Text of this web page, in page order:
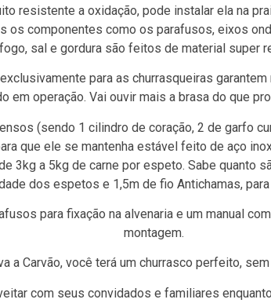
resistente a oxidação, pode instalar ela na
os componentes como os parafusos, eixos
sal e gordura são feitos de material super
para as churrasqueiras
em operação. Vai ouvir mais a brasa do que
(sendo 1 cilindro de coração, 2 de garfo
que ele se mantenha estável feito de aço
3kg a 5kg de carne por espeto. Sabe quanto
dos espetos e 1,5m de fio Antichamas,
para fixação na alvenaria e um manual
montagem.
a Carvão, você terá um churrasco perfeito,
com seus convidados e familiares